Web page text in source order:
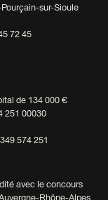
sur-Sioule
72 45
de 134 000 €
251 00030
574 251
avec le concours
Rhône-Alpes